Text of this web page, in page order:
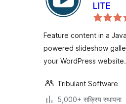
LITE
Feature content in a
powered slideshow
your WordPress website.
Tribulant Software
5,000+ सक्रिय स्थापना